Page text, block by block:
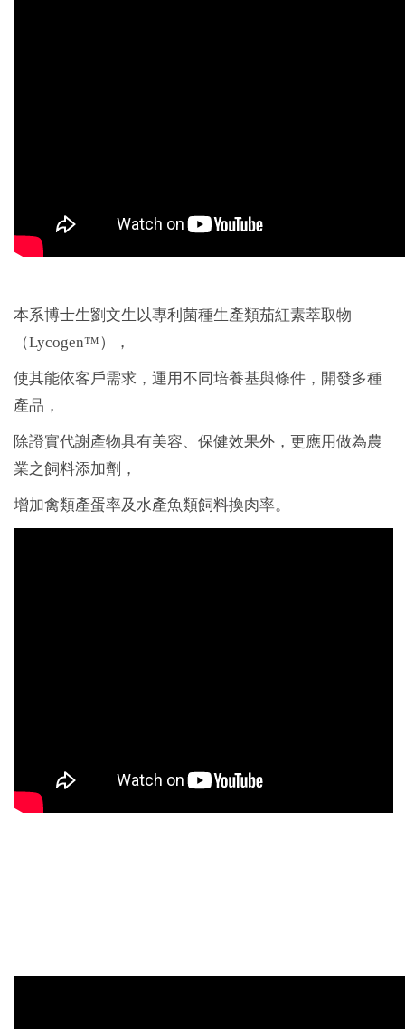
本系博士生劉文生以專利菌種生產類茄紅素萃取物
（Lycogen™），
使其能依客戶需求，運用不同培養基與條件，開發多種
產品，
除證實代謝產物具有美容、保健效果外，更應用做為農
業之飼料添加劑，
增加禽類產蛋率及水產魚類飼料換肉率。